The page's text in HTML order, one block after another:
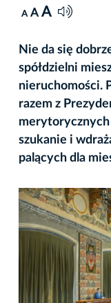
A A A
Nie da się
spółdzielni
nieruchomości.
razem z
szukanie i
palących dla